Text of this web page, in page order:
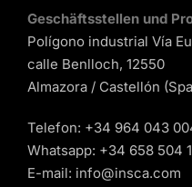
Geschäftsstellen und
Polígono industrial Vía
calle Benlloch, 12550
Almazora / Castellón
Telefon: +34 964 043
Whatsapp: +34 658 504
E-mail: info@insca.com